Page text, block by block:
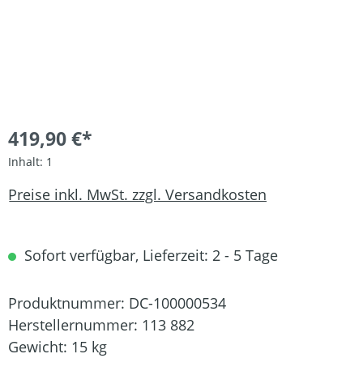
419,90 €*
Inhalt: 1
Preise inkl. MwSt. zzgl. Versandkosten
Sofort verfügbar, Lieferzeit: 2 - 5 Tage
Produktnummer: DC-100000534
Herstellernummer: 113 882
Gewicht: 15 kg